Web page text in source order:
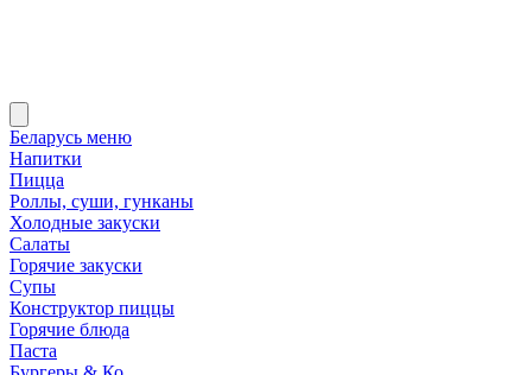
Беларусь меню
Напитки
Пицца
Роллы, суши, гунканы
Холодные закуски
Салаты
Горячие закуски
Супы
Конструктор пиццы
Горячие блюда
Паста